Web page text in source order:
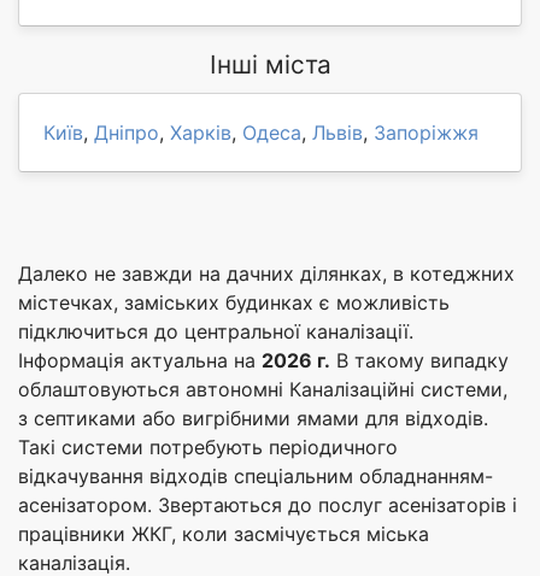
Інші міста
Київ, Дніпро, Харків, Одеса, Львів, Запоріжжя
Далеко не завжди на дачних ділянках, в котеджних
містечках, заміських будинках є можливість
підключиться до центральної каналізації.
Інформація актуальна на 2026 г. В такому випадку
облаштовуються автономні Каналізаційні системи,
з септиками або вигрібними ямами для відходів.
Такі системи потребують періодичного
відкачування відходів спеціальним обладнанням-
асенізатором. Звертаються до послуг асенізаторів і
працівники ЖКГ, коли засмічується міська
каналізація.